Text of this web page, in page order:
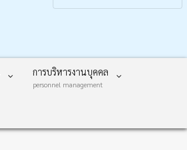
F
e
b
k
Y
T
u
การบริหารงานบุคคล
personnel management